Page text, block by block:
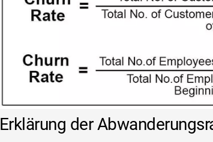
Erklärung der